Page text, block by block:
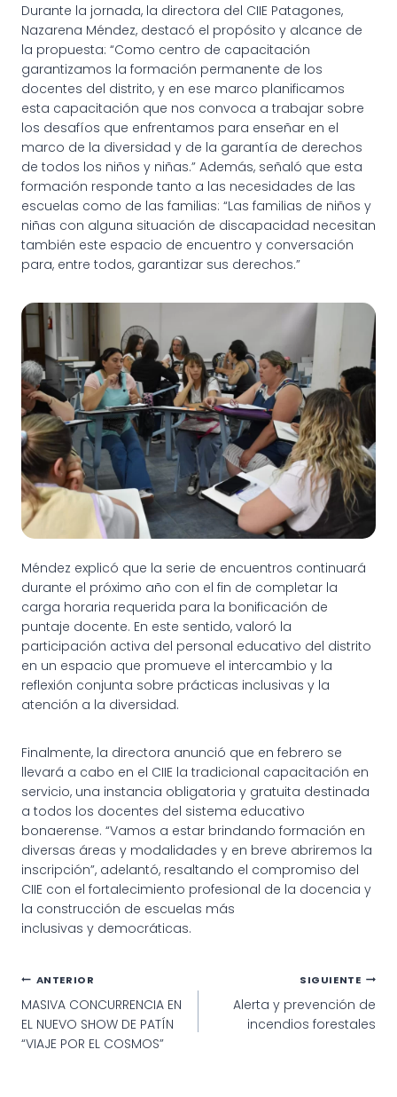
Durante la jornada, la directora del CIIE Patagones,
Nazarena Méndez, destacó el propósito y alcance de
la propuesta: “Como centro de capacitación
garantizamos la formación permanente de los
docentes del distrito, y en ese marco planificamos
esta capacitación que nos convoca a trabajar sobre
los desafíos que enfrentamos para enseñar en el
marco de la diversidad y de la garantía de derechos
de todos los niños y niñas.” Además, señaló que esta
formación responde tanto a las necesidades de las
escuelas como de las familias: “Las familias de niños y
niñas con alguna situación de discapacidad necesitan
también este espacio de encuentro y conversación
para, entre todos, garantizar sus derechos.”
Méndez explicó que la serie de encuentros continuará
durante el próximo año con el fin de completar la
carga horaria requerida para la bonificación de
puntaje docente. En este sentido, valoró la
participación activa del personal educativo del distrito
en un espacio que promueve el intercambio y la
reflexión conjunta sobre prácticas inclusivas y la
atención a la diversidad.
Finalmente, la directora anunció que en febrero se
llevará a cabo en el CIIE la tradicional capacitación en
servicio, una instancia obligatoria y gratuita destinada
a todos los docentes del sistema educativo
bonaerense. “Vamos a estar brindando formación en
diversas áreas y modalidades y en breve abriremos la
inscripción”, adelantó, resaltando el compromiso del
CIIE con el fortalecimiento profesional de la docencia y
la construcción de escuelas más
inclusivas y democráticas.
Navegación
de
entradas
ANTERIOR
MASIVA CONCURRENCIA EN
EL NUEVO SHOW DE PATÍN
“VIAJE POR EL COSMOS”
SIGUIENTE
Alerta y prevención de
incendios forestales